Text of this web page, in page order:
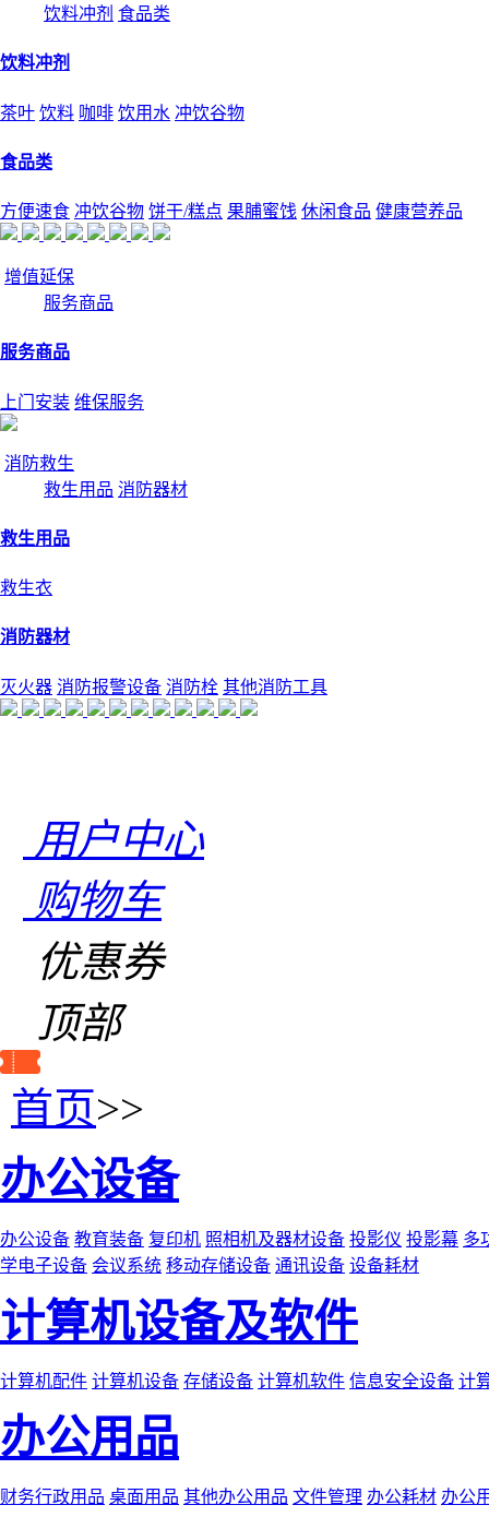
饮料冲剂 食品类
饮料冲剂
茶叶 饮料 咖啡 饮用水 冲饮谷物
食品类
方便速食 冲饮谷物 饼干/糕点 果脯蜜饯 休闲食品 健康营养品
增值延保
服务商品
服务商品
上门安装 维保服务
消防救生
救生用品 消防器材
救生用品
救生衣
消防器材
灭火器 消防报警设备 消防栓 其他消防工具
用户中心
购物车
优惠券
顶部
首页>>
办公设备
办公设备 教育装备 复印机 照相机及器材设备 投影仪 投影幕 多
学电子设备 会议系统 移动存储设备 通讯设备 设备耗材
计算机设备及软件
计算机配件 计算机设备 存储设备 计算机软件 信息安全设备 计
办公用品
财务行政用品 桌面用品 其他办公用品 文件管理 办公耗材 办公